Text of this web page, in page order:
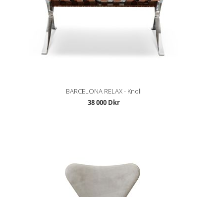
BARCELONA RELAX - Knoll
38 000 Dkr